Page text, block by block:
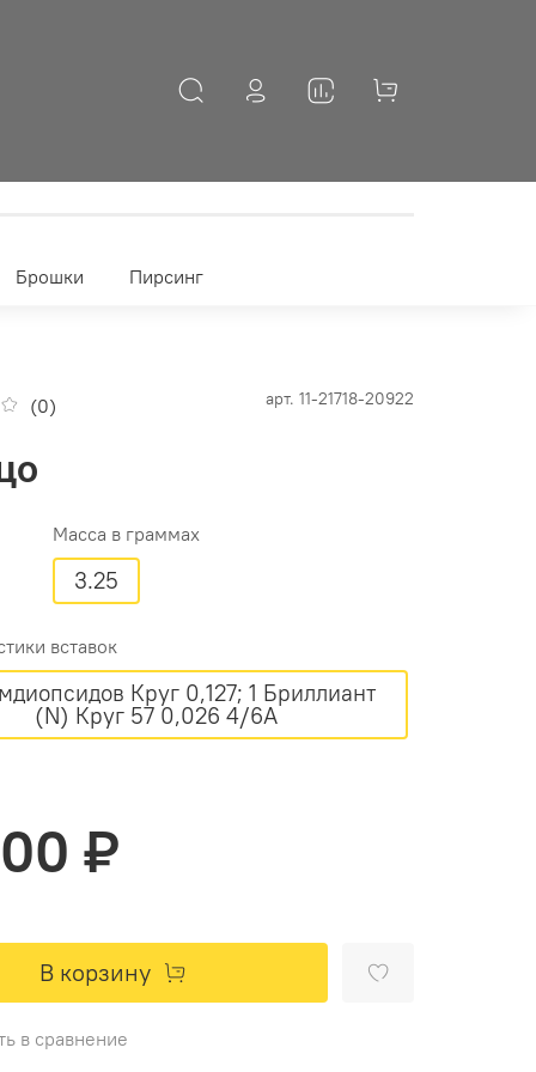
Брошки Пирсинг
(0) арт. 11-21718-20922
Масса в граммах
3.25
вставок
Круг 0,127; 1 Бриллиант
(N) Круг 57 0,026 4/6А
₽
В корзину
в сравнение